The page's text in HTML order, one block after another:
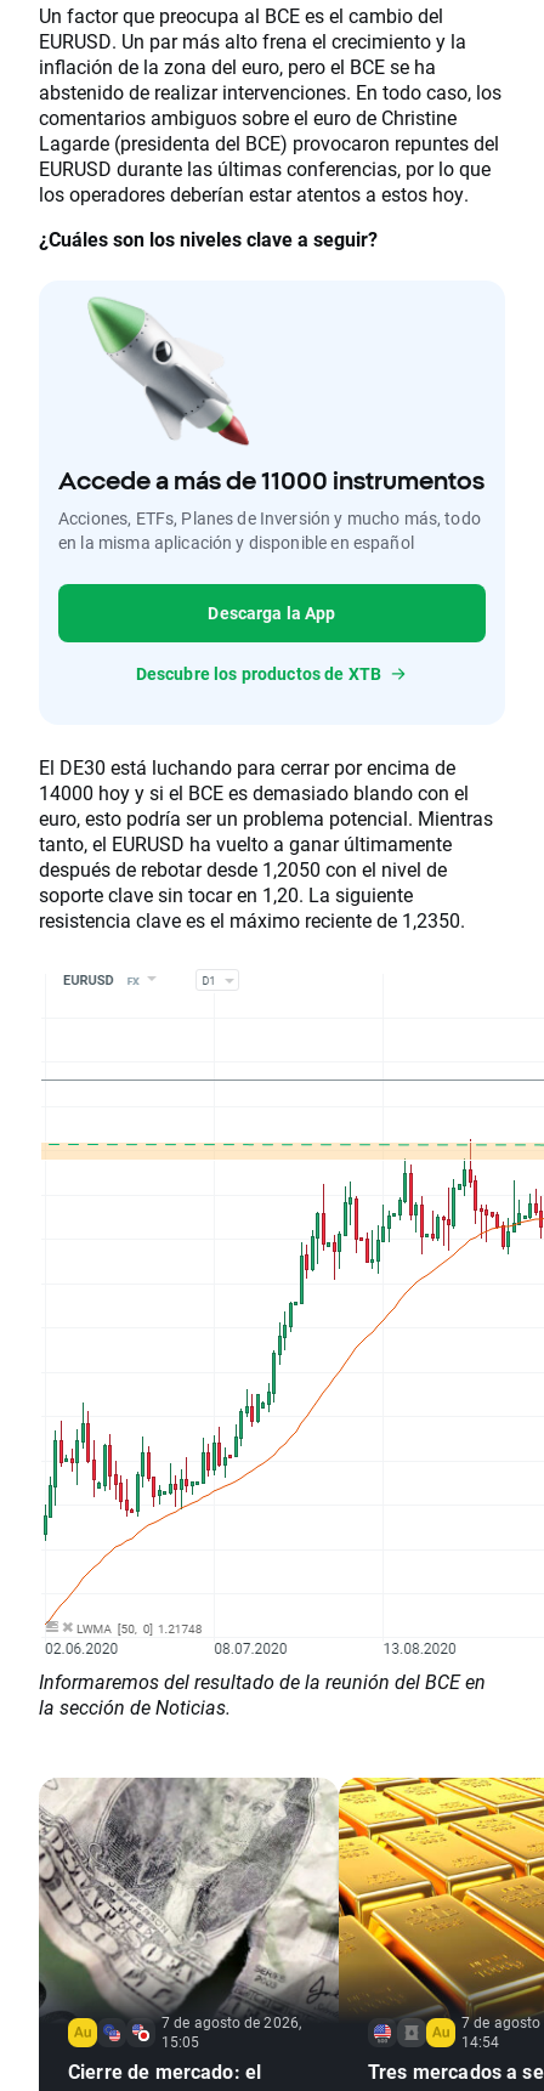
Un factor que preocupa al BCE es el cambio del
EURUSD. Un par más alto frena el crecimiento y la
inflación de la zona del euro, pero el BCE se ha
abstenido de realizar intervenciones. En todo caso, los
comentarios ambiguos sobre el euro de Christine
Lagarde (presidenta del BCE) provocaron repuntes del
EURUSD durante las últimas conferencias, por lo que
los operadores deberían estar atentos a estos hoy.
¿Cuáles son los niveles clave a seguir?
Accede a más de 11000 instrumentos
Acciones, ETFs, Planes de Inversión y mucho más, todo
en la misma aplicación y disponible en español
Descarga la App
Descubre los productos de XTB
El DE30 está luchando para cerrar por encima de
14000 hoy y si el BCE es demasiado blando con el
euro, esto podría ser un problema potencial. Mientras
tanto, el EURUSD ha vuelto a ganar últimamente
después de rebotar desde 1,2050 con el nivel de
soporte clave sin tocar en 1,20. La siguiente
resistencia clave es el máximo reciente de 1,2350.
Informaremos del resultado de la reunión del BCE en
la sección de Noticias.
7 de agosto de 2026,
15:05
Cierre de mercado: el
7 de agosto
14:54
Tres mercados a